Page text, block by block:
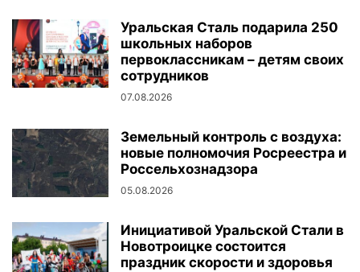
Уральская Сталь подарила 250
школьных наборов
первоклассникам – детям своих
сотрудников
07.08.2026
Земельный контроль с воздуха:
новые полномочия Росреестра и
Россельхознадзора
05.08.2026
Инициативой Уральской Стали в
Новотроицке состоится
праздник скорости и здоровья